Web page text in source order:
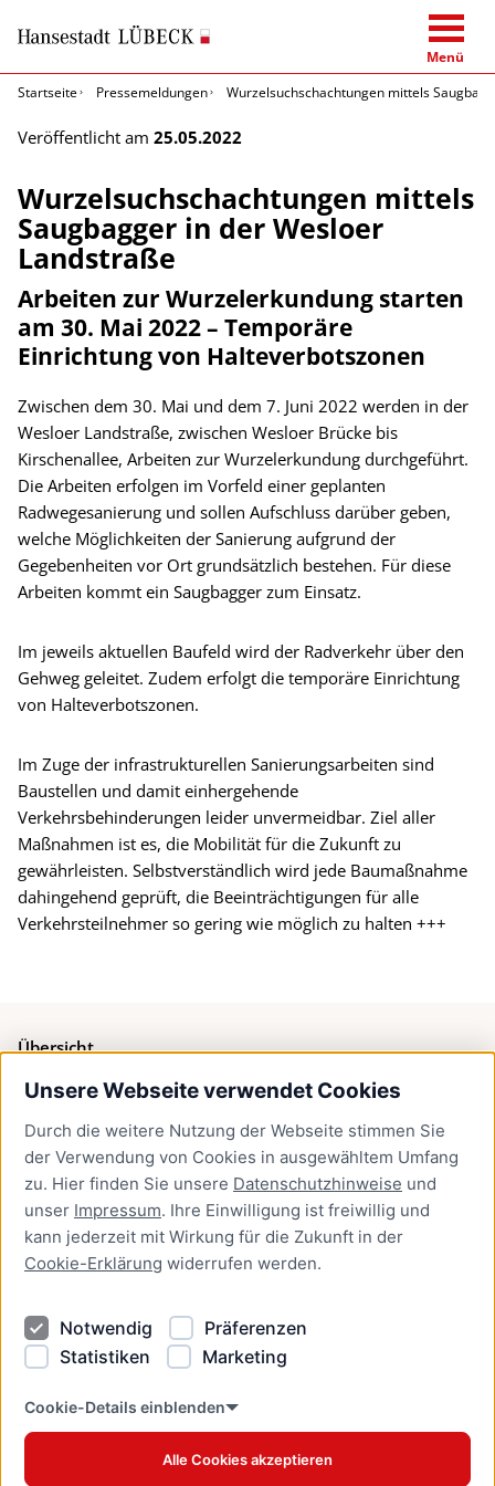
Unsere Webseite verwendet Cookies
Durch die weitere Nutzung der Webseite stimmen Sie
der Verwendung von Cookies in ausgewähltem Umfang
zu. Hier finden Sie unsere Datenschutzhinweise und
unser Impressum. Ihre Einwilligung ist freiwillig und
kann jederzeit mit Wirkung für die Zukunft in der
Cookie-Erklärung widerrufen werden.
Notwendig
Präferenzen
Statistiken
Marketing
Cookie-Details einblenden
Alle Cookies akzeptieren
Menü
Startseite
Pressemeldungen Wurzelsuchschachtungen mittels
Veröffentlicht am 25.05.2022
Wurzelsuchschachtungen mittels
Saugbagger in der Wesloer
Landstraße
Arbeiten zur Wurzelerkundung starten
am 30. Mai 2022 – Temporäre
Einrichtung von Halteverbotszonen
Zwischen dem 30. Mai und dem 7. Juni 2022 werden in der
Wesloer Landstraße, zwischen Wesloer Brücke bis
Kirschenallee, Arbeiten zur Wurzelerkundung durchgeführt.
Die Arbeiten erfolgen im Vorfeld einer geplanten
Radwegesanierung und sollen Aufschluss darüber geben,
welche Möglichkeiten der Sanierung aufgrund der
Gegebenheiten vor Ort grundsätzlich bestehen. Für diese
Arbeiten kommt ein Saugbagger zum Einsatz.
Im jeweils aktuellen Baufeld wird der Radverkehr über den
Gehweg geleitet. Zudem erfolgt die temporäre Einrichtung
von Halteverbotszonen.
Im Zuge der infrastrukturellen Sanierungsarbeiten sind
Baustellen und damit einhergehende
Verkehrsbehinderungen leider unvermeidbar. Ziel aller
Maßnahmen ist es, die Mobilität für die Zukunft zu
gewährleisten. Selbstverständlich wird jede Baumaßnahme
dahingehend geprüft, die Beeinträchtigungen für alle
Verkehrsteilnehmer so gering wie möglich zu halten +++
Übersicht
Bürgerservice
Presse
Newsletter Lübeck:kompakt
Kontakt
Kontakt
Datenschutzhinweise
Barrierefreiheit
Cookie Erklärung